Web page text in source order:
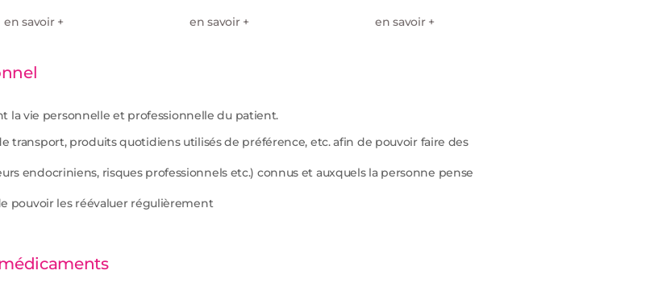
en savoir + en savoir + en savoir +
vie personnelle et professionnelle du patient.
transport, produits quotidiens utilisés de préférence, etc. afin de pouvoir faire des
endocriniens, risques professionnels etc.) connus et auxquels la personne pense
pouvoir les réévaluer régulièrement